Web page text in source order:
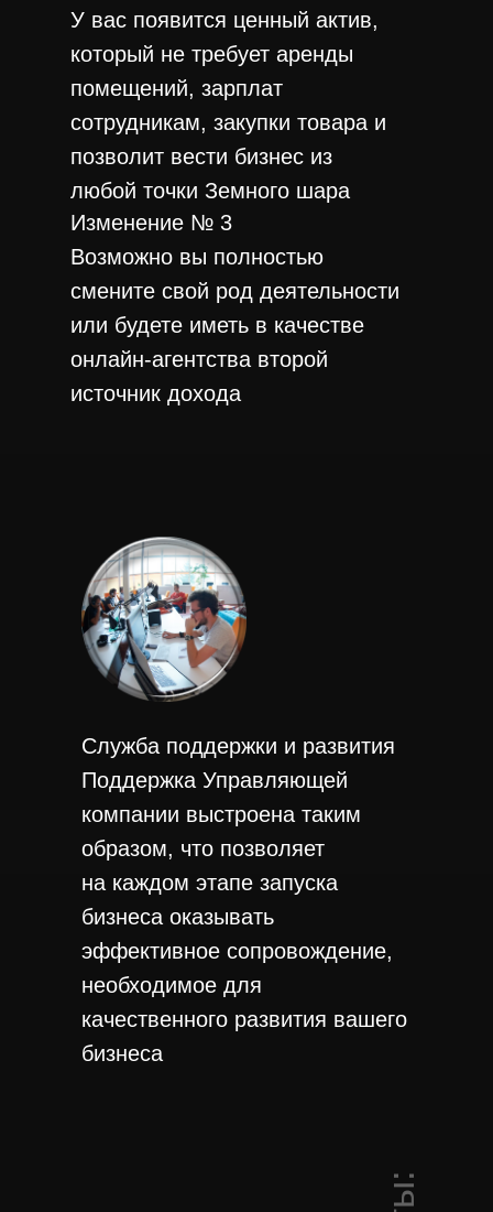
У вас появится ценный актив,
который не требует аренды
помещений, зарплат
сотрудникам, закупки товара и
позволит вести бизнес из
любой точки Земного шара
Изменение № 3
Возможно вы полностью
смените свой род деятельности
или будете иметь в качестве
онлайн-агентства второй
источник дохода
Служба поддержки и развития
Поддержка Управляющей
компании выстроена таким
образом, что позволяет
на каждом этапе запуска
бизнеса оказывать
эффективное сопровождение,
необходимое для
качественного развития вашего
бизнеса